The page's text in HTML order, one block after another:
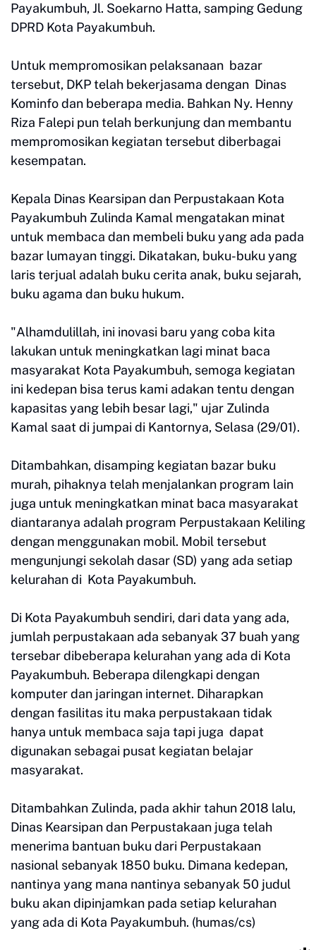
Payakumbuh, Jl. Soekarno Hatta, samping Gedung
DPRD Kota Payakumbuh.
Untuk mempromosikan pelaksanaan bazar
tersebut, DKP telah bekerjasama dengan Dinas
Kominfo dan beberapa media. Bahkan Ny. Henny
Riza Falepi pun telah berkunjung dan membantu
mempromosikan kegiatan tersebut diberbagai
kesempatan.
Kepala Dinas Kearsipan dan Perpustakaan Kota
Payakumbuh Zulinda Kamal mengatakan minat
untuk membaca dan membeli buku yang ada pada
bazar lumayan tinggi. Dikatakan, buku-buku yang
laris terjual adalah buku cerita anak, buku sejarah,
buku agama dan buku hukum.
"Alhamdulillah, ini inovasi baru yang coba kita
lakukan untuk meningkatkan lagi minat baca
masyarakat Kota Payakumbuh, semoga kegiatan
ini kedepan bisa terus kami adakan tentu dengan
kapasitas yang lebih besar lagi," ujar Zulinda
Kamal saat di jumpai di Kantornya, Selasa (29/01).
Ditambahkan, disamping kegiatan bazar buku
murah, pihaknya telah menjalankan program lain
juga untuk meningkatkan minat baca masyarakat
diantaranya adalah program Perpustakaan Keliling
dengan menggunakan mobil. Mobil tersebut
mengunjungi sekolah dasar (SD) yang ada setiap
kelurahan di Kota Payakumbuh.
Di Kota Payakumbuh sendiri, dari data yang ada,
jumlah perpustakaan ada sebanyak 37 buah yang
tersebar dibeberapa kelurahan yang ada di Kota
Payakumbuh. Beberapa dilengkapi dengan
komputer dan jaringan internet. Diharapkan
dengan fasilitas itu maka perpustakaan tidak
hanya untuk membaca saja tapi juga dapat
digunakan sebagai pusat kegiatan belajar
masyarakat.
Ditambahkan Zulinda, pada akhir tahun 2018 lalu,
Dinas Kearsipan dan Perpustakaan juga telah
menerima bantuan buku dari Perpustakaan
nasional sebanyak 1850 buku. Dimana kedepan,
nantinya yang mana nantinya sebanyak 50 judul
buku akan dipinjamkan pada setiap kelurahan
yang ada di Kota Payakumbuh. (humas/cs)